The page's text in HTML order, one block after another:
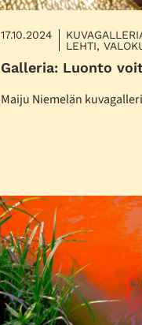
17.10.2024
LEHTI,
Galleria: Luonto
Maiju Niemelän